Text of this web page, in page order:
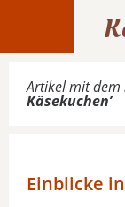
Artikel mit dem
Käsekuchen’
Einblicke